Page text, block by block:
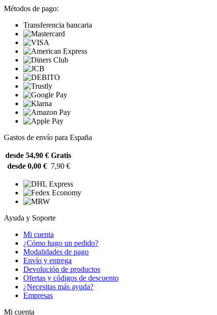
Métodos de pago:
Transferencia bancaria
Gastos de envío para España
desde 54,90 € Gratis
desde 0,00 € 7,90 €
Ayuda y Soporte
Mi cuenta
¿Cómo hago un pedido?
Modalidades de pago
Envío y entrega
Devolución de productos
Ofertas y códigos de descuento
¿Necesitas más ayuda?
Empresas
Mi cuenta